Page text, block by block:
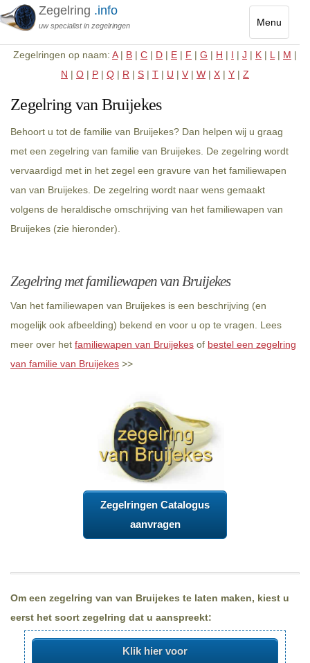
Menu
Toggle
Zegelring .info
uw specialist in zegelringen
Zegelringen op naam: A| B | C | D | E | F | G | H | I | J | K | L | M |
N | O | P | Q | R | S | T | U | V | W | X | Y | Z
Zegelring van Bruijekes
Behoort u tot de familie van Bruijekes? Dan helpen wij u graag
met een zegelring van familie van Bruijekes. De zegelring wordt
vervaardigd met in het zegel een gravure van het familiewapen
van van Bruijekes. De zegelring wordt naar wens gemaakt
volgens de heraldische omschrijving van het familiewapen van
Bruijekes (zie hieronder).
Zegelring met familiewapen van Bruijekes
Van het familiewapen van Bruijekes is een beschrijving (en
mogelijk ook afbeelding) bekend en voor u op te vragen. Lees
meer over het familiewapen van Bruijekes of bestel een zegelring
van familie van Bruijekes >>
Zegelringen Catalogus
aanvragen
Om een zegelring van van Bruijekes te laten maken, kiest u
eerst het soort zegelring dat u aanspreekt:
Klik hier voor